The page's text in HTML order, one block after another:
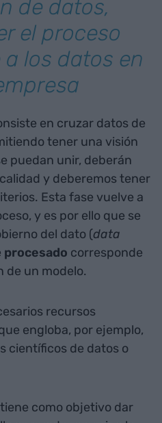
de datos,
el proceso
los datos en
en cruzar datos de
tener una visión
puedan unir, deberán
y deberemos tener
Esta fase vuelve a
y es por ello que se
del dato (data
procesado corresponde
de un modelo.
recursos
engloba, por ejemplo,
científicos de datos o
tiene como objetivo dar